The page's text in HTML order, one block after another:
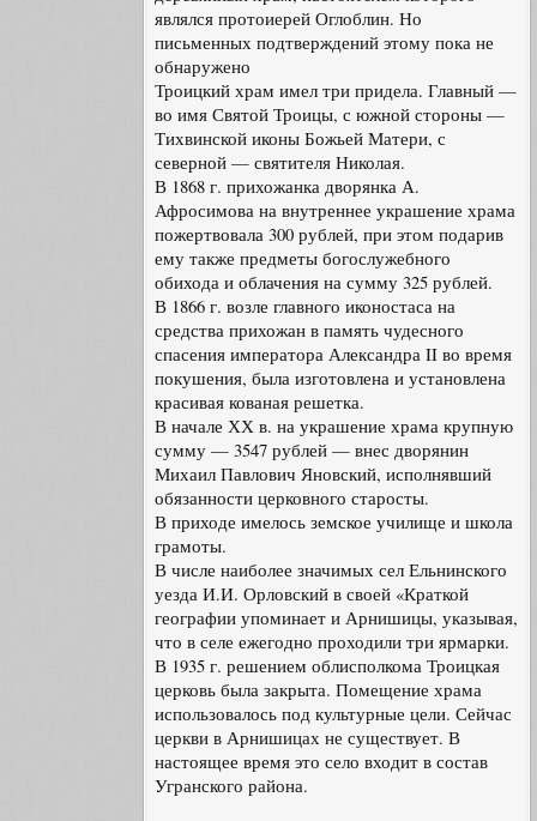
являлся протоиерей Оглоблин. Но
письменных подтверждений этому пока не
обнаружено
Троицкий храм имел три придела. Главный —
во имя Святой Троицы, с южной стороны —
Тихвинской иконы Божьей Матери, с
северной — святителя Николая.
В 1868 г. прихожанка дворянка А.
Афросимова на внутреннее украшение храма
пожертвовала 300 рублей, при этом подарив
ему также предметы богослужебного
обихода и облачения на сумму 325 рублей.
В 1866 г. возле главного иконостаса на
средства прихожан в память чудесного
спасения императора Александра II во время
покушения, была изготовлена и установлена
красивая кованая решетка.
В начале ХХ в. на украшение храма крупную
сумму — 3547 рублей — внес дворянин
Михаил Павлович Яновский, исполнявший
обязанности церковного старосты.
В приходе имелось земское училище и школа
грамоты.
В числе наиболее значимых сел Ельнинского
уезда И.И. Орловский в своей «Краткой
географии упоминает и Арнишицы, указывая,
что в селе ежегодно проходили три ярмарки.
В 1935 г. решением облисполкома Троицкая
церковь была закрыта. Помещение храма
использовалось под культурные цели. Сейчас
церкви в Арнишицах не существует. В
настоящее время это село входит в состав
Угранского района.